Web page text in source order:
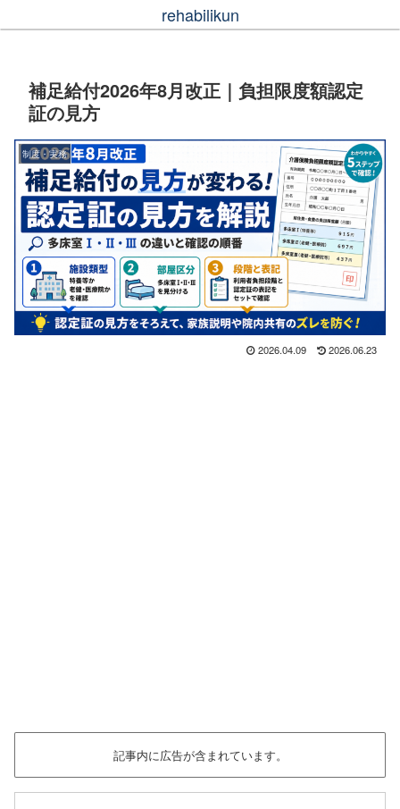
rehabilikun
補足給付2026年8月改正｜負担限度額認定
証の見方
制度・実務
2026.04.09 2026.06.23
記事内に広告が含まれています。